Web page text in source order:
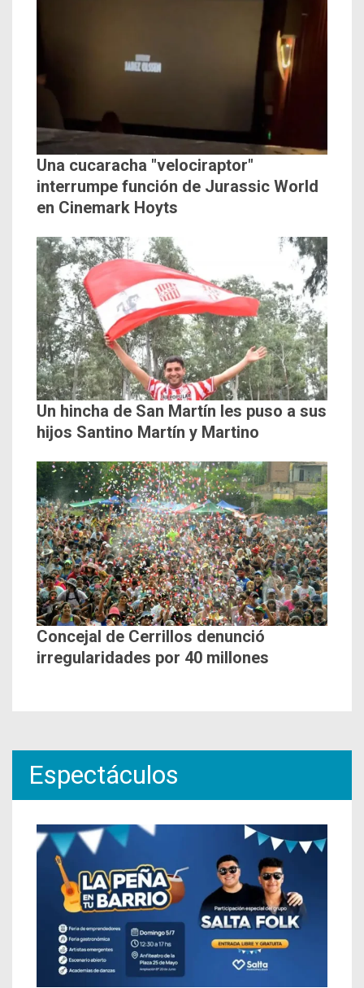
Una cucaracha "velociraptor"
interrumpe función de Jurassic World
en Cinemark Hoyts
Un hincha de San Martín les puso a sus
hijos Santino Martín y Martino
Concejal de Cerrillos denunció
irregularidades por 40 millones
Espectáculos